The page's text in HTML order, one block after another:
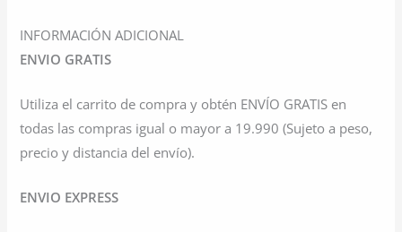
INFORMACIÓN ADICIONAL
ENVIO GRATIS
Utiliza el carrito de compra y obtén ENVÍO GRATIS en
todas las compras igual o mayor a 19.990 (Sujeto a peso,
precio y distancia del envío).
ENVIO EXPRESS